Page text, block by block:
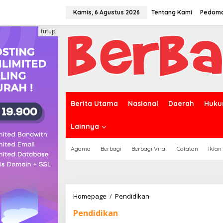
Kamis, 6 Agustus 2026 Tentang Kami
Berita Utama Nasional Daerah
Lainnya
Agama Berbagi Berbagi Viral Catatan Iklan
tutup
Homepage / Pendidikan
Pendidikan